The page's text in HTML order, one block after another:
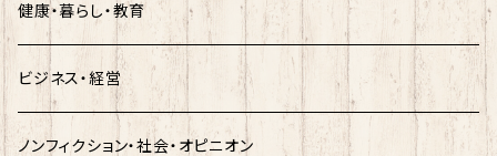
健康・暮らし・教育
ビジネス・経営
ノンフィクション・社会・オピニオン